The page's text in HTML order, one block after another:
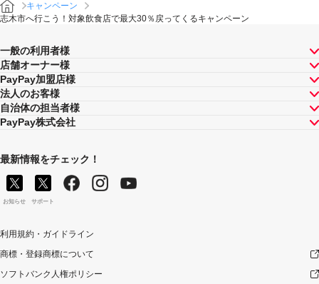
てのPayPayボーナスの付与率は、合計で支払額の66.5％
す）。ただし、上記上限は、マイナポイント付与期間中
（2020年9月1日～2021年3月31日）のお支払いに適用さ
れるものであり、2021年4月1日以降は変更予定です。
キャンペーン内容および適用条件を予告なく変更する場
合や、キャンペーン自体を予告なく中止する場合があり
ます。
場合は、本キャンペーンの対象とはなりませんのでご注
対象のお支払方法にてお支払いいただいた際に、仮に本
キャンペーンを適用すると、本キャンペーンによるキャ
相当となるよう付与いたします（付与額の合計がキャン
ペーン期間中10,000円相当を超えることはございませ
ん）。
キャンペーン
志木市へ行こう！対象飲食店で最大30％戻ってくるキャンペーン
一般の利用者様
店舗オーナー様
PayPay加盟店様
法人のお客様
自治体の担当者様
PayPay株式会社
最新情報をチェック！
お知らせ サポート
利用規約・ガイドライン
商標・登録商標について
ソフトバンク人権ポリシー